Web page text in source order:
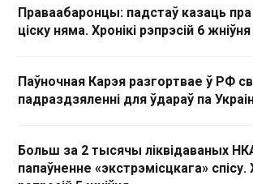
Праваабаронцы: падстаў казаць
ціску няма. Хронікі рэпрэсій 6 жніўня
Паўночная Карэя разгортвае ў РФ
падраздзяленні для ўдараў па
Больш за 2 тысячы ліквідаваных
папаўненне «экстрэмісцкага» спісу.